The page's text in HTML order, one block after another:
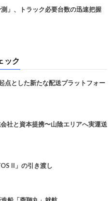
」、トラック必要台数の迅速把握
ック
とした新たな配送プラットフォー
社と資本提携〜山陰エリアへ実運送
II」の引き渡し